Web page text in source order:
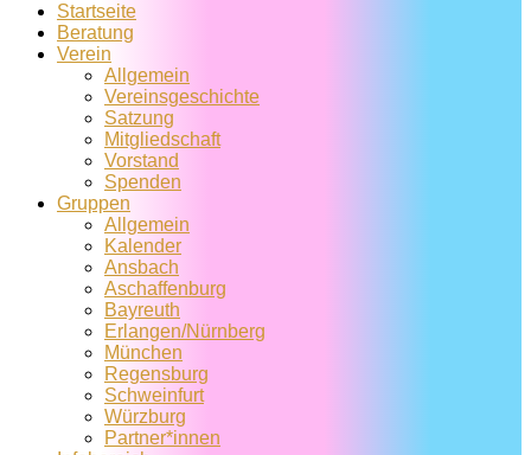
Startseite
Beratung
Verein
Allgemein
Vereins­geschichte
Satzung
Mitglied­schaft
Vorstand
Spenden
Gruppen
Allgemein
Kalender
Ansbach
Aschaffenburg
Bayreuth
Erlangen/Nürnberg
München
Regensburg
Schweinfurt
Würzburg
Partner*innen